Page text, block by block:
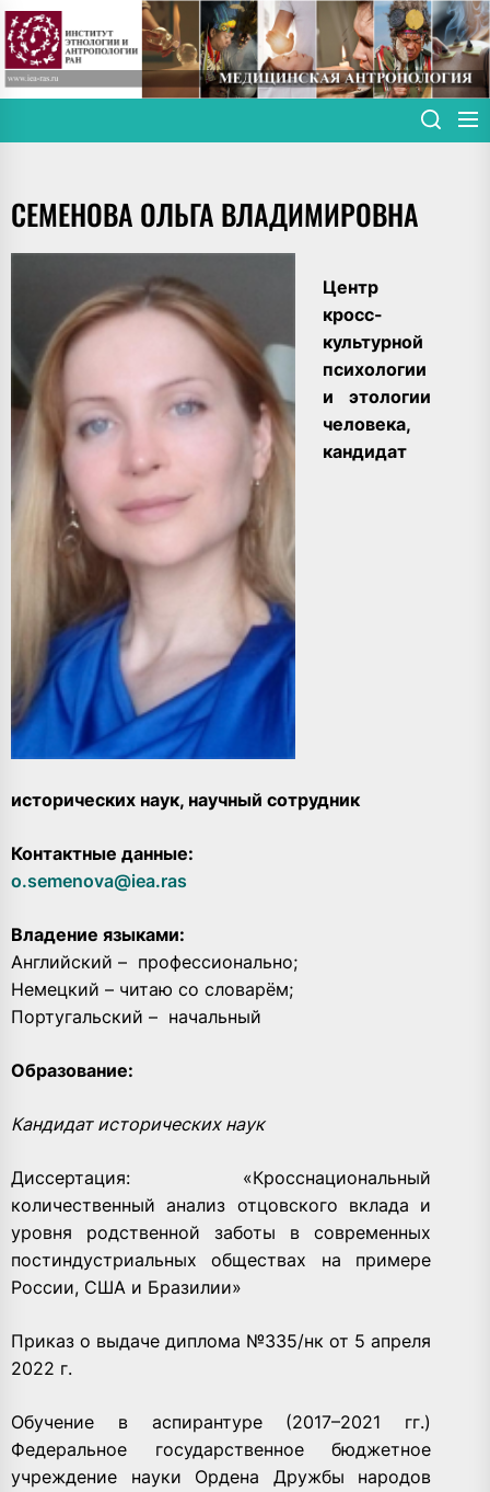
Skip
to
the
content
СЕМЕНОВА ОЛЬГА ВЛАДИМИРОВНА
Центр
кросс-
культурной
психологии
и этологии
человека,
кандидат
исторических наук, научный сотрудник
Контактные данные:
o.semenova@iea.ras
Владение языками:
Английский – профессионально;
Немецкий – читаю со словарём;
Португальский – начальный
Образование:
Кандидат исторических наук
Диссертация: «Кросснациональный
количественный анализ отцовского вклада и
уровня родственной заботы в современных
постиндустриальных обществах на примере
России, США и Бразилии»
Приказ о выдаче диплома №335/нк от 5 апреля
2022 г.
Обучение в аспирантуре (2017–2021 гг.)
Федеральное государственное бюджетное
учреждение науки Ордена Дружбы народов